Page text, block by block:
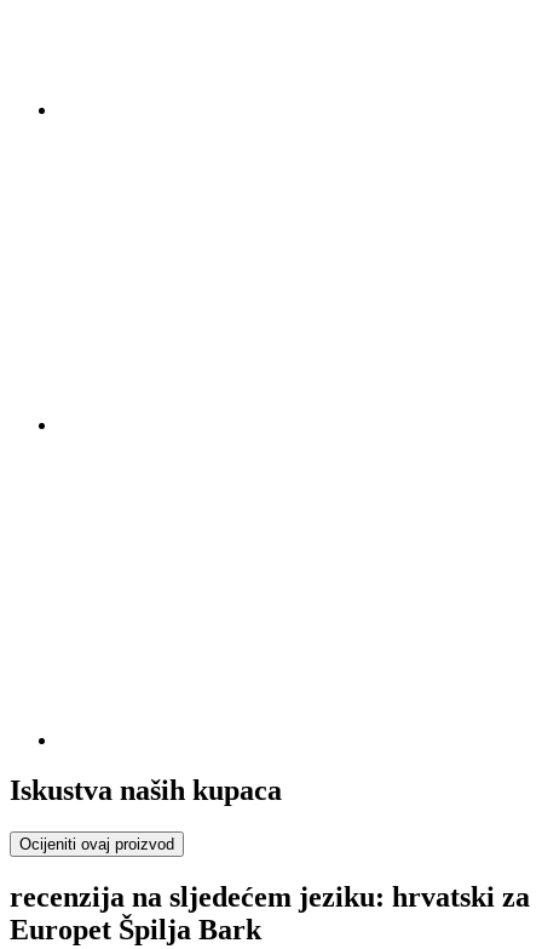
Iskustva naših kupaca
Ocijeniti ovaj proizvod
recenzija na sljedećem jeziku: hrvatski za
Europet Špilja Bark